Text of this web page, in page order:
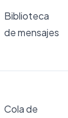
Biblioteca
de mensajes
Cola de